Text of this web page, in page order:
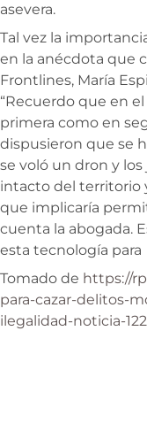
asevera.
Tal vez la
en la anécdota que
Frontlines, María
“Recuerdo que en
primera como en
dispusieron que se
se voló un dron y
intacto del territorio
que implicaría
cuenta la abogada.
esta tecnología
Tomado de https://
para-cazar-delitos-
ilegalidad-noticia-